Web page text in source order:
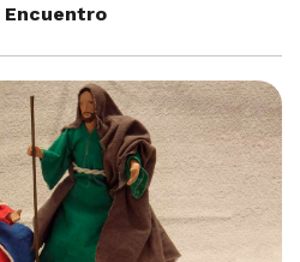
Encuentro